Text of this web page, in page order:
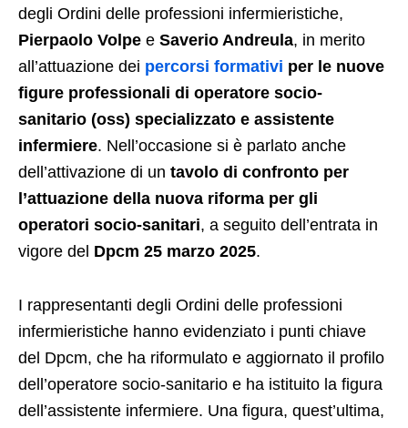
degli Ordini delle professioni infermieristiche,
Pierpaolo Volpe e Saverio Andreula, in merito
all’attuazione dei percorsi formativi per le nuove
figure professionali di operatore socio-
sanitario (oss) specializzato e assistente
infermiere. Nell’occasione si è parlato anche
dell’attivazione di un tavolo di confronto per
l’attuazione della nuova riforma per gli
operatori socio-sanitari, a seguito dell’entrata in
vigore del Dpcm 25 marzo 2025.
I rappresentanti degli Ordini delle professioni
infermieristiche hanno evidenziato i punti chiave
del Dpcm, che ha riformulato e aggiornato il profilo
dell’operatore socio-sanitario e ha istituito la figura
dell’assistente infermiere. Una figura, quest’ultima,